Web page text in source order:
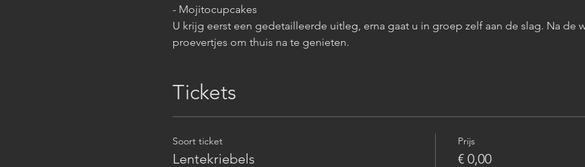
- Mojitocupcakes
U krijg eerst een gedetailleerde uitleg, erna gaat u in groep zelf aan de slag. Na de
proevertjes om thuis na te genieten.
Tickets
Soort ticket
Lentekriebels
Prijs
€ 0,00